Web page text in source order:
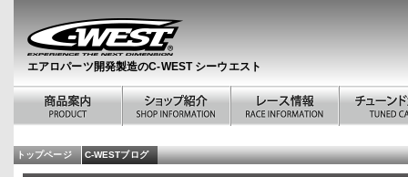
エアロパーツ開発製造のC-WEST シーウエスト
トップページ C-WESTブログ